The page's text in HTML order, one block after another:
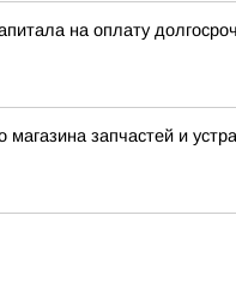
на оплату
запчастей и